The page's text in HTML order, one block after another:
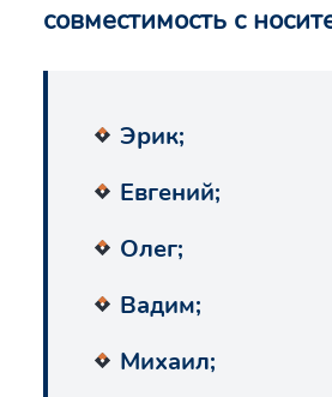
совместимость с
Эрик;
Евгений;
Олег;
Вадим;
Михаил;